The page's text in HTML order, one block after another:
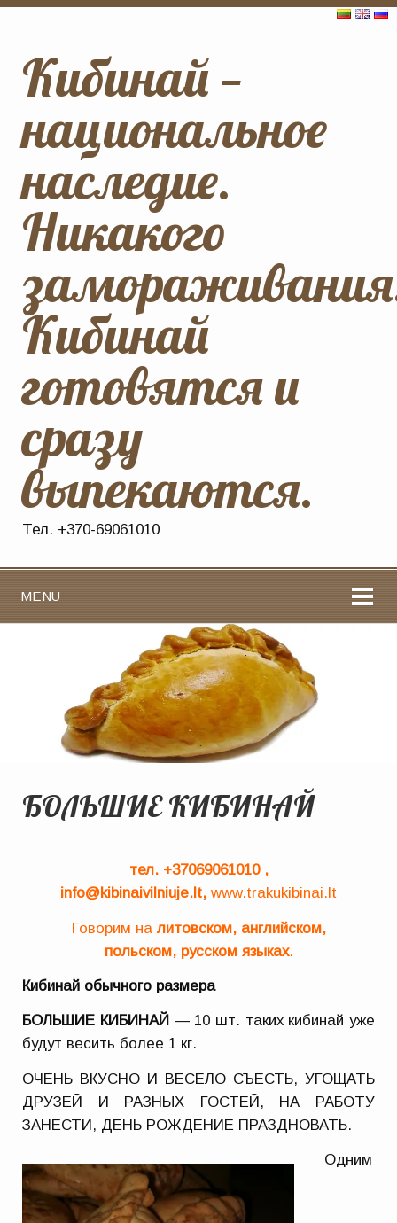
Кибинай —
национальное
наследие.
Никакого
Кибинай
готовятся и
сразу
выпекаются.
Тел. +370-69061010
MENU
БОЛЬШИЕ КИБИНАЙ
тел. +37069061010 ,
info@kibinaivilniuje.lt, www.trakukibinai.lt
Говорим налитовском, английском,
польском, русском языках.
Кибинай обычного размера
БОЛЬШИЕ КИБИНАЙ — 10 шт. таких кибинай уже
будут весить более 1 кг.
ОЧЕНЬ ВКУСНО И ВЕСЕЛО СЪЕСТЬ, УГОЩАТЬ
ДРУЗЕЙ И РАЗНЫХ ГОСТЕЙ, НА РАБОТУ
ЗАНЕСТИ, ДЕНЬ РОЖДЕНИЕ ПРАЗДНОВАТЬ.
Одним